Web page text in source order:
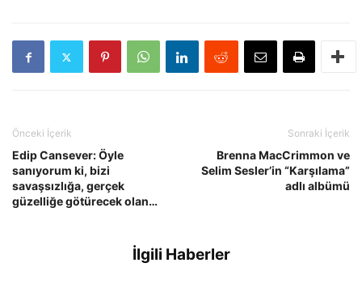
Önceki İçerik
Edip Cansever: Öyle
sanıyorum ki, bizi
savaşsızlığa, gerçek
güzelliğe götürecek olan…
Sonraki İçerik
Brenna MacCrimmon ve
Selim Sesler’in “Karşılama”
adlı albümü
İlgili Haberler